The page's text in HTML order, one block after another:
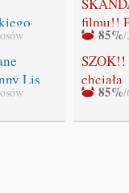
Lis
filmu!!
85%/
chciała
swoich
85%/